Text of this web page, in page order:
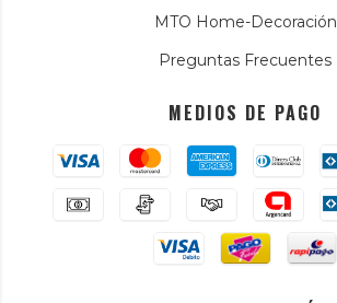
MTO Home-Decoración
Preguntas Frecuentes
MEDIOS DE PAGO